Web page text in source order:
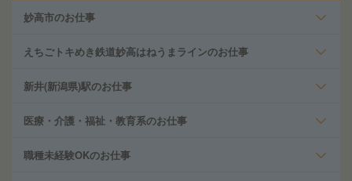
妙高市のお仕事
えちごトキめき鉄道妙高はねうまラインのお仕事
新井(新潟県)駅のお仕事
医療・介護・福祉・教育系のお仕事
職種未経験OKのお仕事